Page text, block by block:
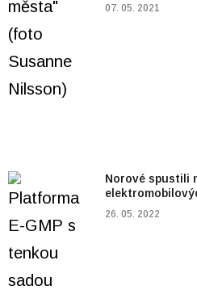
07. 05. 2021
Norové spustili
26. 05. 2022